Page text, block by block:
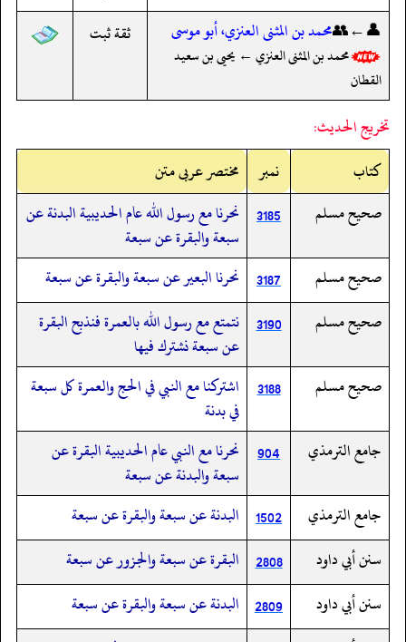
👤←👥محمد بن المثنى العنزي، أبو موسى
محمد بن المثنى العنزي ← يحيى بن سعيد
القطان
ثقة ثبت
تخريج الحديث:
کتاب
نمبر
مختصر عربی متن
صحيح مسلم
3185 نحرنا مع رسول الله عام الحديبية البدنة عن
سبعة والبقرة عن سبعة
صحيح مسلم
3187 نحرنا البعير عن سبعة والبقرة عن سبعة
صحيح مسلم
3190 نتمتع مع رسول الله بالعمرة فنذبح البقرة
عن سبعة نشترك فيها
صحيح مسلم
3188
اشتركنا مع النبي في الحج والعمرة كل سبعة
في بدنة
جامع الترمذي
904
نحرنا مع النبي عام الحديبية البقرة عن
سبعة والبدنة عن سبعة
جامع الترمذي
1502 البدنة عن سبعة والبقرة عن سبعة
سنن أبي داود
2808 البقرة عن سبعة والجزور عن سبعة
سنن أبي داود
2809 البدنة عن سبعة والبقرة عن سبعة